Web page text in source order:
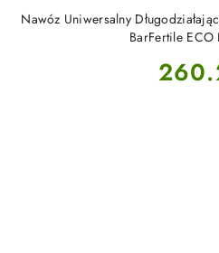
Nawóz Uniwersalny
BarFertile ECO
Cena: